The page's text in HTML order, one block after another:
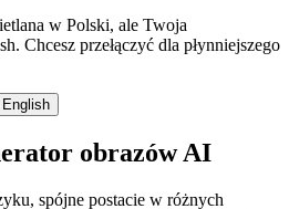
w Polski, ale Twoja
Chcesz przełączyć dla płynniejszego
English
obrazów AI
spójne postacie w różnych